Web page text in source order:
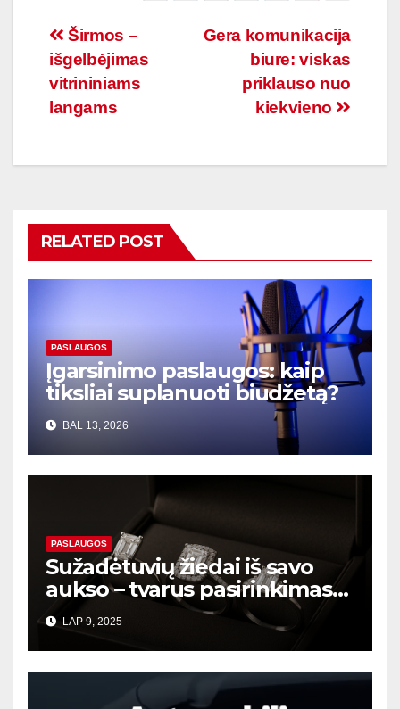
Navigacija
tarp
įrašų
Gera komunikacija
biure: viskas
priklauso nuo
kiekvieno
Širmos –
išgelbėjimas
vitrininiams
langams
RELATED POST
PASLAUGOS
Įgarsinimo paslaugos: kaip
tiksliai suplanuoti biudžetą?
BAL 13, 2026
PASLAUGOS
Sužadėtuvių žiedai iš savo
aukso – tvarus pasirinkimas
šiuolaikinei porai
LAP 9, 2025